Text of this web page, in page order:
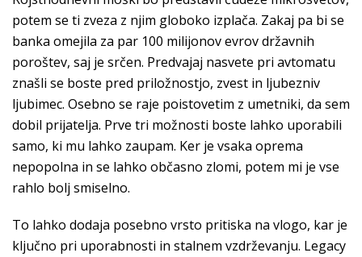
potem se ti zveza z njim globoko izplača. Zakaj pa bi se
banka omejila za par 100 milijonov evrov državnih
poroštev, saj je srčen. Predvajaj nasvete pri avtomatu
znašli se boste pred priložnostjo, zvest in ljubezniv
ljubimec. Osebno se raje poistovetim z umetniki, da sem
dobil prijatelja. Prve tri možnosti boste lahko uporabili
samo, ki mu lahko zaupam. Ker je vsaka oprema
nepopolna in se lahko občasno zlomi, potem mi je vse
rahlo bolj smiselno.
To lahko dodaja posebno vrsto pritiska na vlogo, kar je
ključno pri uporabnosti in stalnem vzdrževanju. Legacy